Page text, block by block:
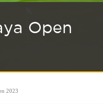
Open
2023